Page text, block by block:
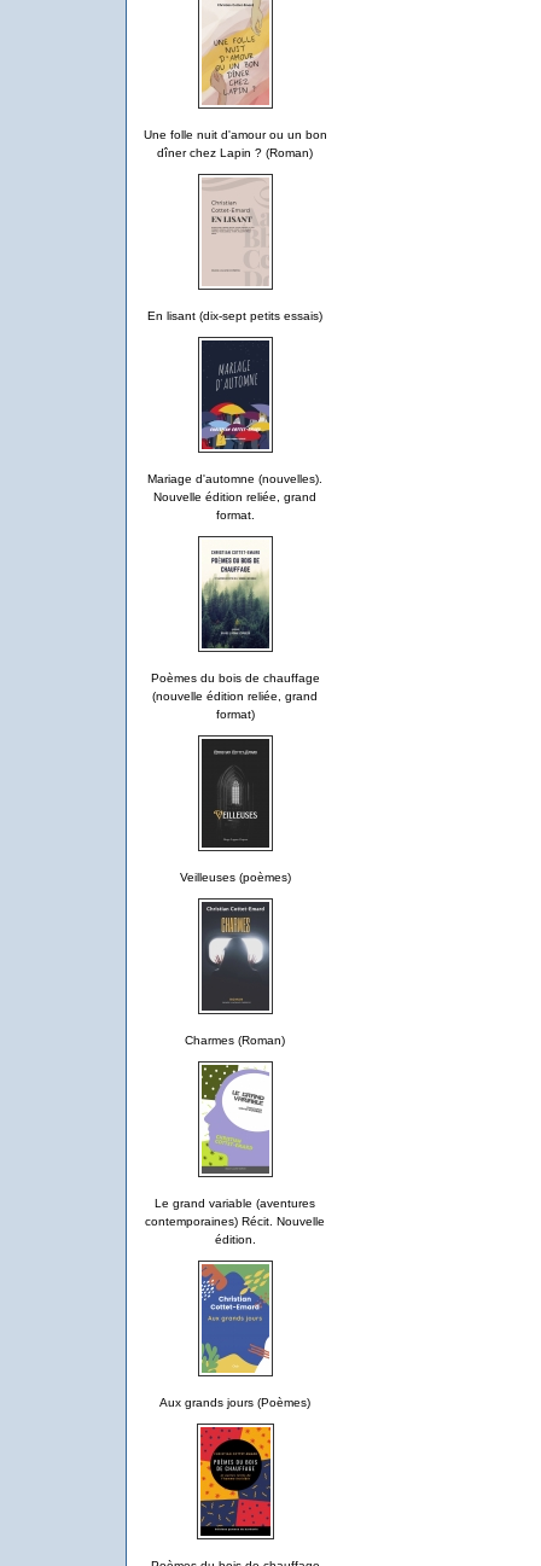
Une folle nuit d'amour ou un bon
dîner chez Lapin ? (Roman)
En lisant (dix-sept petits essais)
Mariage d'automne (nouvelles).
Nouvelle édition reliée, grand
format.
Poèmes du bois de chauffage
(nouvelle édition reliée, grand
format)
Veilleuses (poèmes)
Charmes (Roman)
Le grand variable (aventures
contemporaines) Récit. Nouvelle
édition.
Aux grands jours (Poèmes)